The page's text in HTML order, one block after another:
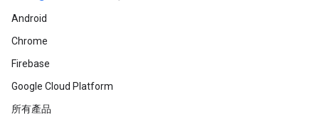
Android
Chrome
Firebase
Google Cloud Platform
所有產品